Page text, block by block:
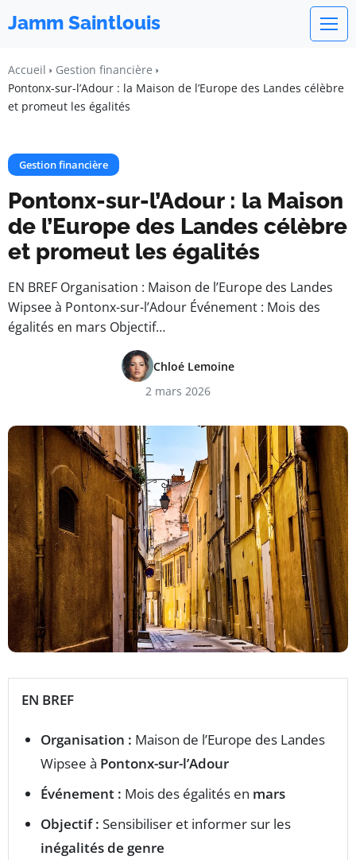
Jamm Saintlouis
Accueil
Gestion financière
Pontonx-sur-l’Adour : la Maison de l’Europe des Landes célèbre
et promeut les égalités
Gestion financière
Pontonx-sur-l’Adour : la Maison
de l’Europe des Landes célèbre
et promeut les égalités
EN BREF Organisation : Maison de l’Europe des Landes
Wipsee à Pontonx-sur-l’Adour Événement : Mois des
égalités en mars Objectif…
Chloé Lemoine
2 mars 2026
EN BREF
Organisation : Maison de l’Europe des Landes
Wipsee à Pontonx-sur-l’Adour
Événement : Mois des égalités en mars
Objectif : Sensibiliser et informer sur les
inégalités de genre